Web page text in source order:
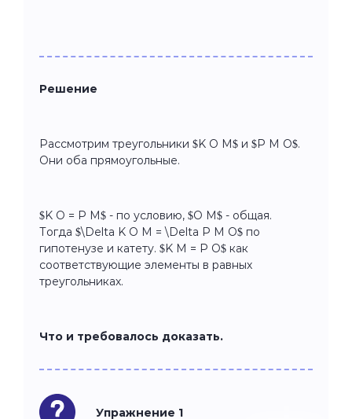
Решение
Рассмотрим треугольники $K O M$ и $P M O$.
Они оба прямоугольные.
$K O = P M$ - по условию, $O M$ - общая.
Тогда $\Delta K O M = \Delta P M O$ по
гипотенузе и катету. $K M = P O$ как
соответствующие элементы в равных
треугольниках.
Что и требовалось доказать.
Упражнение 1